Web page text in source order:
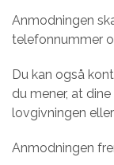
Anmodningen
telefonnummer
Du kan også
du mener, at
lovgivningen
Anmodningen